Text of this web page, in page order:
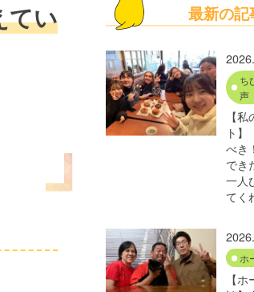
てい
最新の記
ち
声
【
ト
べき
でき
一人
てく
ホ
【